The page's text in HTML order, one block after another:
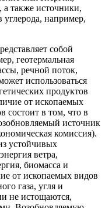
а также источники,
углерода, например,
собой
геотермальная
речной поток,
использоваться
продуктов
от ископаемых
состоит в том, что в
источник
комиссия).
устойчивых
ветра,
биомасса и
от ископаемых видов
газа, угля и
не истощаются,